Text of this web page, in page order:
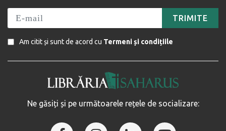
TRIMITE
Am citit și sunt de acord cu Termeni și condițiile
Ne găsiți și pe următoarele rețele de socializare: